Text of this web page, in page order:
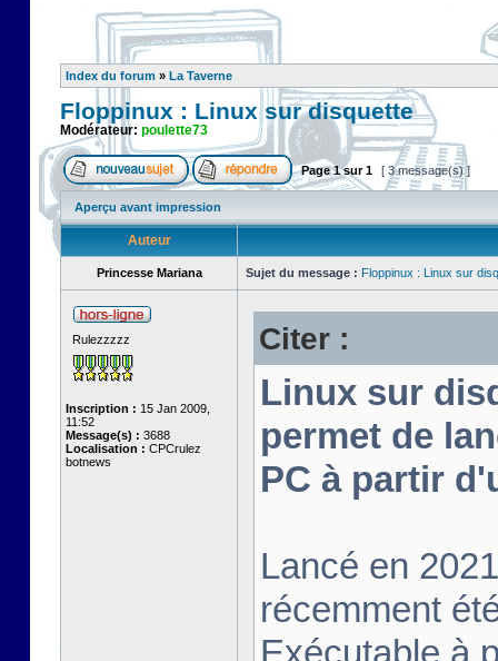
Index du forum » La Taverne
Floppinux : Linux sur disquette
Modérateur: poulette73
Page1sur1 [ 3 message(s) ]
Aperçu avant impression
Auteur
Princesse Mariana Sujet du message : Floppinux : Linux sur
Rulezzzzz
Inscription : 15 Jan 2009,
11:52
Message(s) : 3688
Localisation : CPCrulez
botnews
Citer :
Linux sur
permet de
PC à partir
Lancé en
récemment
Exécutable à